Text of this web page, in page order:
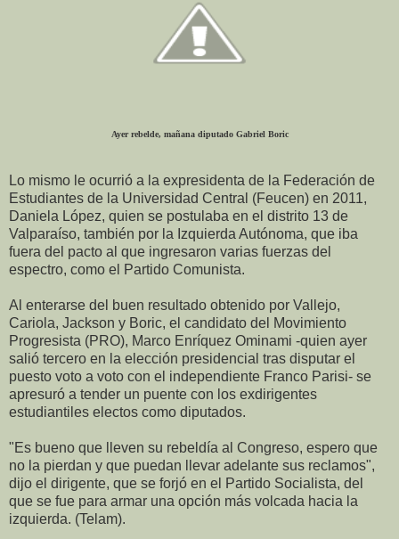
Ayer rebelde, mañana diputado Gabriel Boric
Lo mismo le ocurrió a la expresidenta de la Federación de
Estudiantes de la Universidad Central (Feucen) en 2011,
Daniela López, quien se postulaba en el distrito 13 de
Valparaíso, también por la Izquierda Autónoma, que iba
fuera del pacto al que ingresaron varias fuerzas del
espectro, como el Partido Comunista.
Al enterarse del buen resultado obtenido por Vallejo,
Cariola, Jackson y Boric, el candidato del Movimiento
Progresista (PRO), Marco Enríquez Ominami -quien ayer
salió tercero en la elección presidencial tras disputar el
puesto voto a voto con el independiente Franco Parisi- se
apresuró a tender un puente con los exdirigentes
estudiantiles electos como diputados.
"Es bueno que lleven su rebeldía al Congreso, espero que
no la pierdan y que puedan llevar adelante sus reclamos",
dijo el dirigente, que se forjó en el Partido Socialista, del
que se fue para armar una opción más volcada hacia la
izquierda. (Telam).